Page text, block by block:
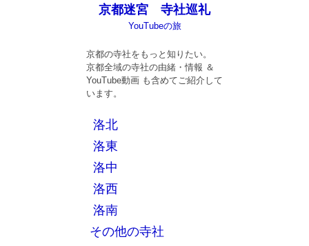
京都迷宮 寺社巡礼
YouTubeの旅
京都の寺社をもっと知りたい。
京都全域の寺社の由緒・情報 ＆
YouTube動画 も含めてご紹介して
います。
洛北
洛東
洛中
洛西
洛南
その他の寺社